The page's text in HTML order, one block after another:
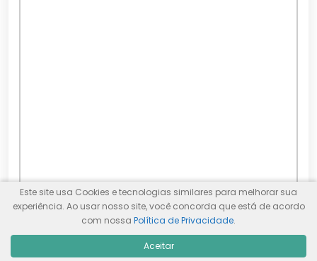
Este site usa Cookies e tecnologias similares para melhorar sua
experiência. Ao usar nosso site, você concorda que está de acordo
com nossa Política de Privacidade.
Aceitar